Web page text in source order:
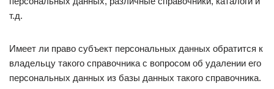
т.д.
Имеет ли право субъект персональных данных обратится к
владельцу такого справочника с вопросом об удалении его
персональных данных из базы данных такого справочника.